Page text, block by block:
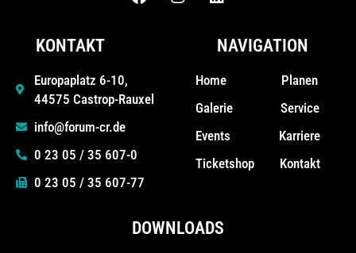
KONTAKT
Europaplatz 6-10,
44575 Castrop-Rauxel
info@forum-cr.de
0 23 05 / 35 607-0
0 23 05 / 35 607-77
NAVIGATION
Home
Galerie
Events
Ticketshop
Planen
Service
Karriere
Kontakt
DOWNLOADS